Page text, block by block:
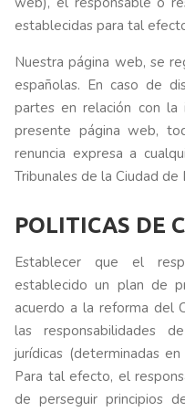
establecidas para tal
Nuestra página web, se
españolas. En caso de
partes en relación con
presente página web,
renuncia expresa a
Tribunales de la Ciudad de
POLITICAS DE
Establecer que el
establecido un plan de
acuerdo a la reforma del
las responsabilidades
jurídicas (determinadas
Para tal efecto, el
de perseguir principios